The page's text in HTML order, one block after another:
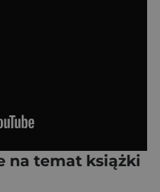
na temat książki